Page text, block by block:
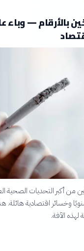
بالأرقام —
من أكبر التحديات الصحية
وخسائر اقتصادية هائلة.
لهذه الآفة.